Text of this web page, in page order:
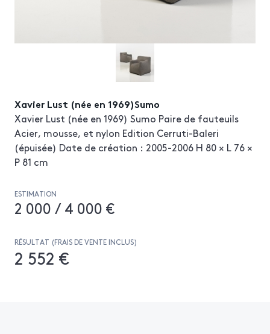
Xavier Lust (née en 1969)Sumo
Xavier Lust (née en 1969) Sumo Paire de fauteuils
Acier, mousse, et nylon Edition Cerruti-Baleri
(épuisée) Date de création : 2005-2006 H 80 × L 76 ×
P 81 cm
ESTIMATION
2 000 / 4 000 €
RÉSULTAT (FRAIS DE VENTE INCLUS)
2 552 €